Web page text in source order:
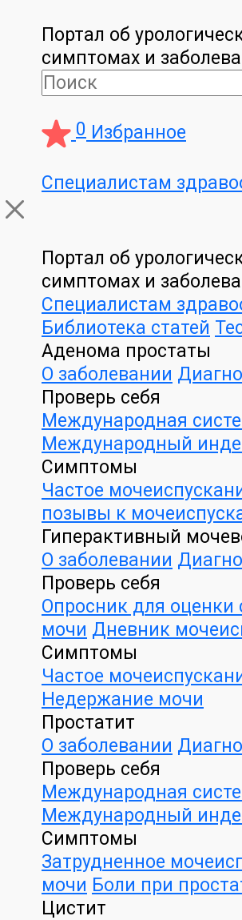
Портал об
симптомах и
0 Избранное
Специалистам
Портал об
симптомах и
Специалистам
Библиотека статей
Аденома простаты
О заболевании
Проверь себя
Международная
Международный
Симптомы
Частое
позывы к
Гиперактивный
О заболевании
Проверь себя
Опросник для оценки
мочи Дневник
Симптомы
Частое
Недержание мочи
Простатит
О заболевании
Проверь себя
Международная
Международный
Симптомы
Затрудненное
мочи Боли при
Цистит